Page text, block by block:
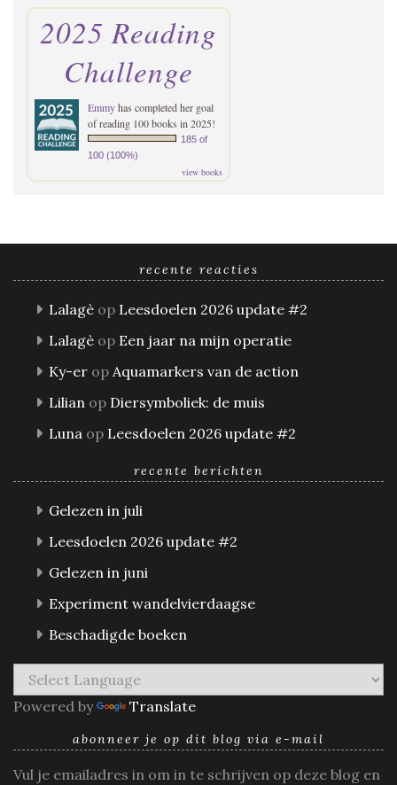
2025 Reading
Challenge
Emmyhas completed her goal
of reading 100 books in 2025!
185 of
100 (100%)
view books
recente reacties
Lalagè op Leesdoelen 2026 update #2
Lalagè op Een jaar na mijn operatie
Ky-er op Aquamarkers van de action
Lilian op Diersymboliek: de muis
Luna op Leesdoelen 2026 update #2
recente berichten
Gelezen in juli
Leesdoelen 2026 update #2
Gelezen in juni
Experiment wandelvierdaagse
Beschadigde boeken
Powered by Translate
abonneer je op dit blog via e-mail
Vul je emailadres in om in te schrijven op deze blog en